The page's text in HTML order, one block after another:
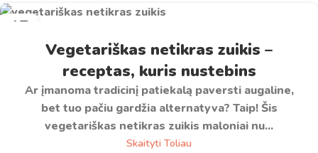
17
Vegetariškas netikras zuikis –
receptas, kuris nustebins
Ar įmanoma tradicinį patiekalą paversti augaline,
bet tuo pačiu gardžia alternatyva? Taip! Šis
vegetariškas netikras zuikis maloniai nu...
Skaityti Toliau